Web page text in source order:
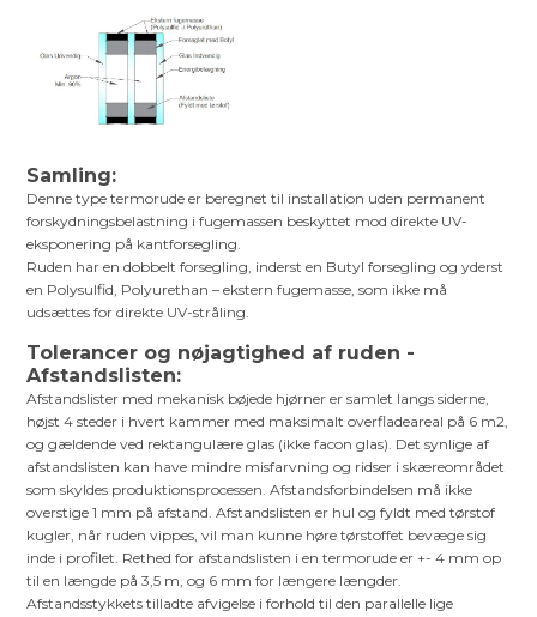
Samling:
Denne type termorude er beregnet til installation uden permanent
forskydningsbelastning i fugemassen beskyttet mod direkte UV-
eksponering på kantforsegling.
Ruden har en dobbelt forsegling, inderst en Butyl forsegling og yderst
en Polysulfid, Polyurethan – ekstern fugemasse, som ikke må
udsættes for direkte UV-stråling.
Tolerancer og nøjagtighed af ruden -
Afstandslisten:
Afstandslister med mekanisk bøjede hjørner er samlet langs siderne,
højst 4 steder i hvert kammer med maksimalt overfladeareal på 6 m2,
og gældende ved rektangulære glas (ikke facon glas). Det synlige af
afstandslisten kan have mindre misfarvning og ridser i skæreområdet
som skyldes produktionsprocessen. Afstandsforbindelsen må ikke
overstige 1 mm på afstand. Afstandslisten er hul og fyldt med tørstof
kugler, når ruden vippes, vil man kunne høre tørstoffet bevæge sig
inde i profilet. Rethed for afstandslisten i en termorude er +- 4 mm op
til en længde på 3,5 m, og 6 mm for længere længder.
Afstandsstykkets tilladte afvigelse i forhold til den parallelle lige